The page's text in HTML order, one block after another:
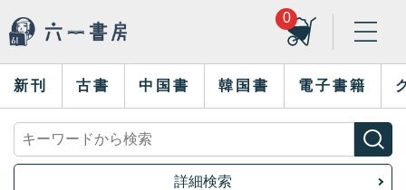
0
新刊 古書 中国書 韓国書 電子書籍
詳細検索